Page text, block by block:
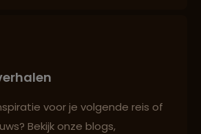
reisroutes
voor je volgende reis of
Bekijk onze blogs,